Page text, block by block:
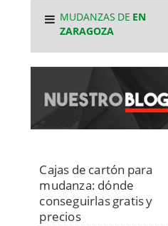
MUDANZAS DE EN
ZARAGOZA
Cajas de cartón para
mudanza: dónde
conseguirlas gratis y
precios